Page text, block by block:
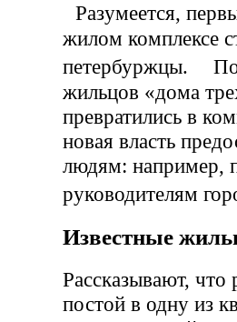
Разумеется,
жилом комплексе
петербуржцы.
жильцов «дома
превратились в
новая власть
людям: например,
руководителям
Известные
Рассказывают,
постой в одну из